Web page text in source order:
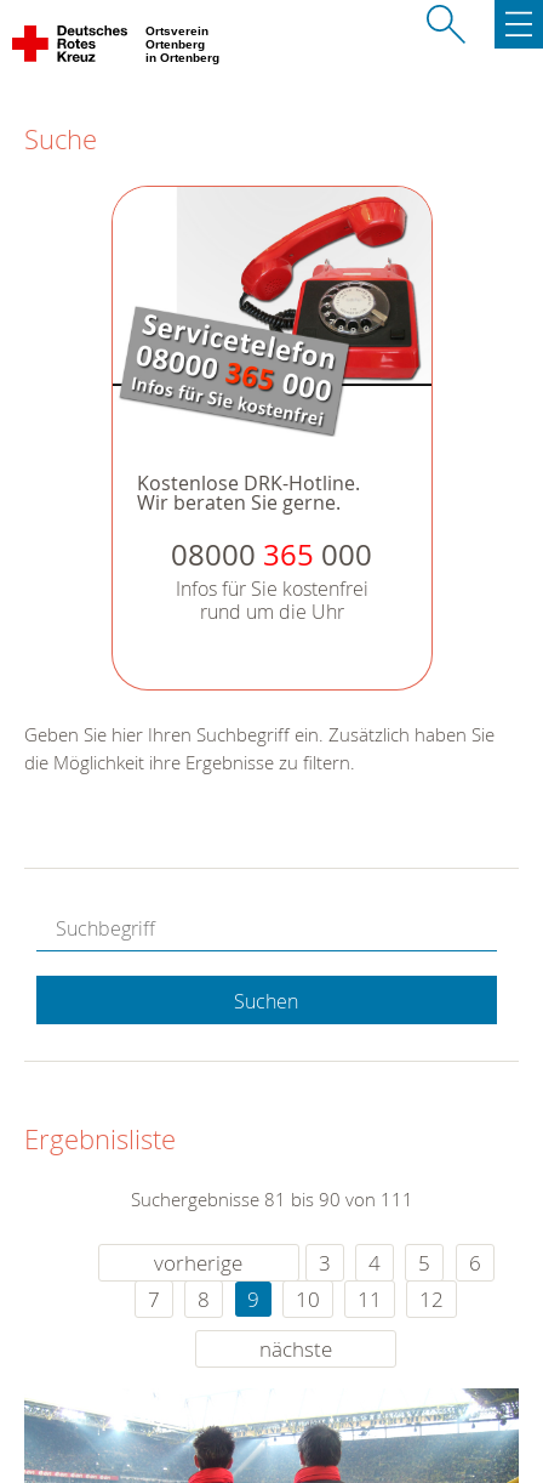
Ortsverein
Ortenberg
in Ortenberg
Suche
Kostenlose DRK-Hotline.
Wir beraten Sie gerne.
08000 365 000
Infos für Sie kostenfrei
rund um die Uhr
Geben Sie hier Ihren Suchbegriff ein. Zusätzlich haben Sie
die Möglichkeit ihre Ergebnisse zu filtern.
Suchen
Ergebnisliste
Suchergebnisse 81 bis 90 von 111
vorherige 3 4 5
6
7
8 9 10 11
12
nächste